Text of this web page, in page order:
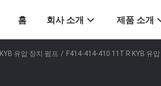
홈 회사 소개 제품 소개
KYB 유압 장치 펌프 / F414-414-410 11T R KYB 유